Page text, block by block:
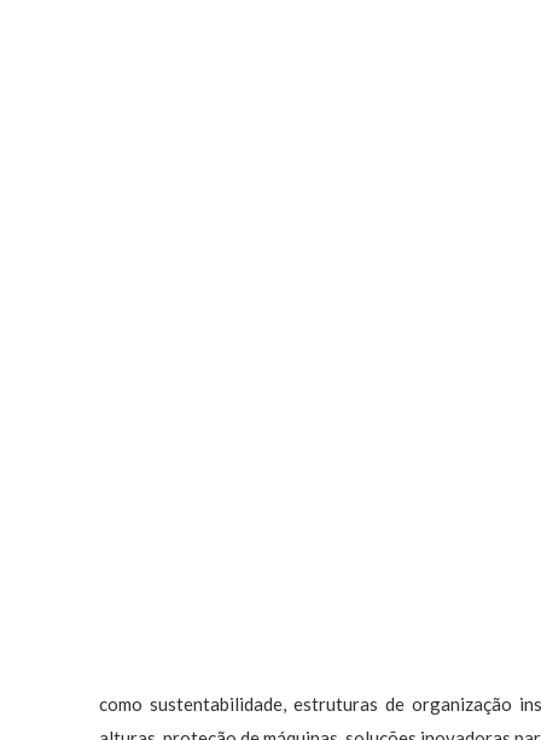
como sustentabilidade, estruturas de organização